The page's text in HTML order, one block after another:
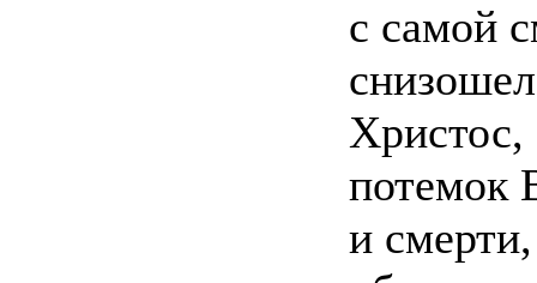
с самой
потемок
и